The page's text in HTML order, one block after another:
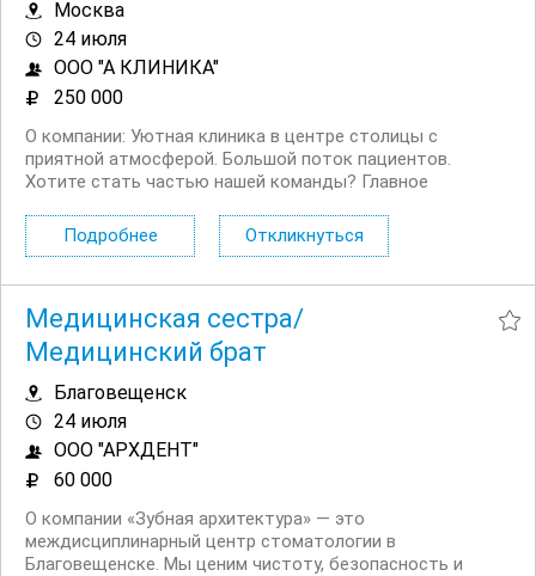
Москва
24 июля
ООО "А КЛИНИКА"
250 000
О компании: Уютная клиника в центре столицы с
приятной атмосферой. Большой поток пациентов.
Хотите стать частью нашей команды? Главное
уверенными в себе! Мы приглашаем Вас в нашу команду,
где Вы сможете повышать свой профессиональный
Подробнее Откликнуться
Медицинская сестра/
Медицинский брат
Благовещенск
24 июля
ООО "АРХДЕНТ"
60 000
О компании «Зубная архитектура» — это
междисциплинарный центр стоматологии в
Благовещенске. Мы ценим чистоту, безопасность и